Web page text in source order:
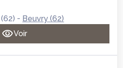
- Beuvry (62)
Voir